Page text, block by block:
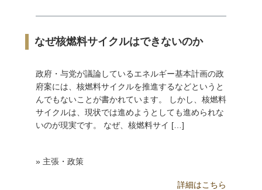
なぜ核燃料サイクルはできないのか
政府・与党が議論しているエネルギー基本計画の政
府案には、核燃料サイクルを推進するなどというと
んでもないことが書かれています。 しかし、核燃料
サイクルは、現状では進めようとしても進められな
いのが現実です。 なぜ、核燃料サイ […]
» 主張・政策
詳細はこちら